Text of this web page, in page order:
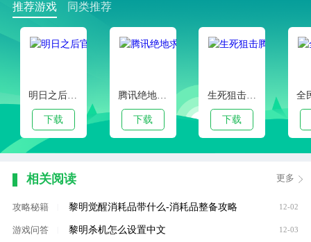
推荐游戏 同类推荐
明日之后官方正版
下载
腾讯绝地求生手游
下载
生死狙击腾讯版
下载
相关阅读 更多
攻略秘籍 黎明觉醒消耗品带什么-消耗品整备攻略 12-02
游戏问答 黎明杀机怎么设置中文 12-03